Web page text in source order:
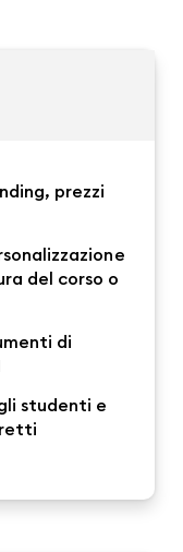
prezzi
del corso o
di
studenti e